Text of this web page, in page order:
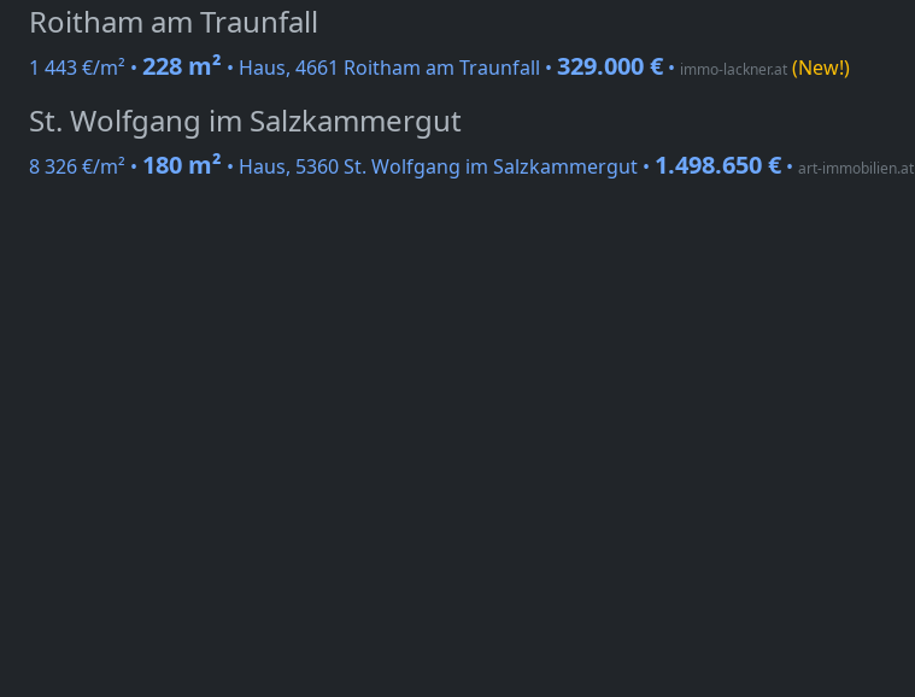
Roitham am Traunfall
1 443 €/m² • 228 m² • Haus, 4661 Roitham am Traunfall • 329.000 € • immo-lackner.at (New!)
St. Wolfgang im Salzkammergut
8 326 €/m² • 180 m² • Haus, 5360 St. Wolfgang im Salzkammergut • 1.498.650 € • art-immobilien.at